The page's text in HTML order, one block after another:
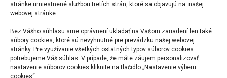
stránke umiestnené službou tretích strán, ktoré sa objavujú na našej
webovej stránke.
Bez Vášho súhlasu sme oprávnení ukladať na Vašom zariadení len také
súbory cookies, ktoré sú nevyhnutné pre prevádzku našej webovej
stránky. Pre využívanie všetkých ostatných typov súborov cookies
potrebujeme Váš súhlas. V prípade, že máte záujem personalizovať
nastavenie súborov cookies kliknite na tlačidlo „Nastavenie výberu
cookies“.